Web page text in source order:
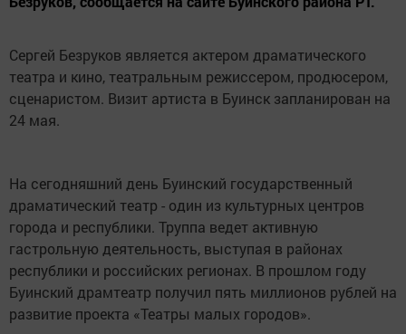
Сергей Безруков является актером драматического
театра и кино, театральным режиссером, продюсером,
сценаристом. Визит артиста в Буинск запланирован на
24 мая.
На сегодняшний день Буинский государственный
драматический театр - один из культурных центров
города и республики. Труппа ведет активную
гастрольную деятельность, выступая в районах
республики и российских регионах. В прошлом году
Буинский драмтеатр получил пять миллионов рублей на
развитие проекта «Театры малых городов».